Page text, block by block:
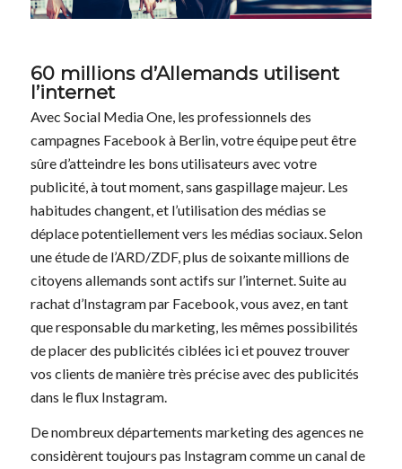
60 millions d’Allemands utilisent
l’internet
Avec Social Media One, les professionnels des
campagnes Facebook à Berlin, votre équipe peut être
sûre d’atteindre les bons utilisateurs avec votre
publicité, à tout moment, sans gaspillage majeur. Les
habitudes changent, et l’utilisation des médias se
déplace potentiellement vers les médias sociaux. Selon
une étude de l’ARD/ZDF, plus de soixante millions de
citoyens allemands sont actifs sur l’internet. Suite au
rachat d’Instagram par Facebook, vous avez, en tant
que responsable du marketing, les mêmes possibilités
de placer des publicités ciblées ici et pouvez trouver
vos clients de manière très précise avec des publicités
dans le flux Instagram.
De nombreux départements marketing des agences ne
considèrent toujours pas Instagram comme un canal de